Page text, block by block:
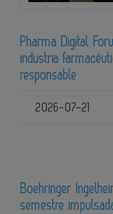
Pharma Digital
industria
responsable
2026-07-21
Boehringer
semestre